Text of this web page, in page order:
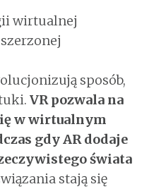
wirtualnej
sposób,
VR pozwala na
w wirtualnym
gdy AR dodaje
świata
stają się